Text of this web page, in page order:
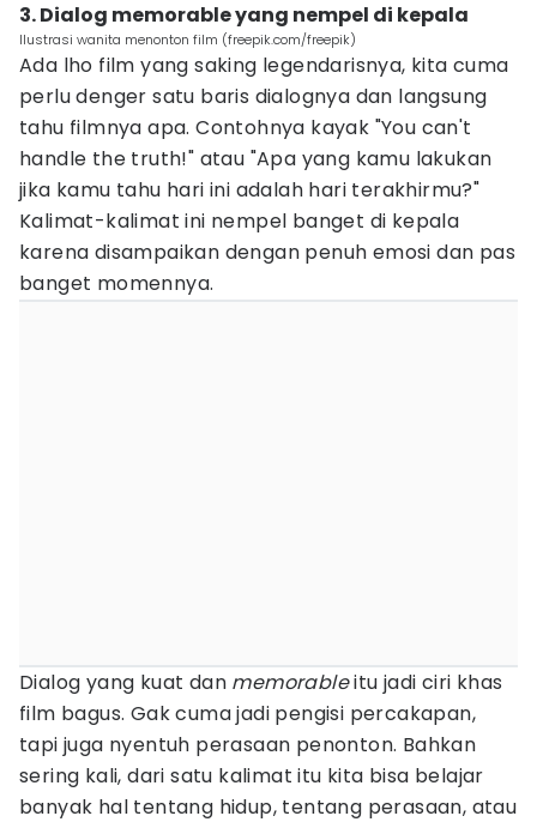
3. Dialog memorable yang nempel di kepala
Ilustrasi wanita menonton film (freepik.com/freepik)
Ada lho film yang saking legendarisnya, kita cuma
perlu denger satu baris dialognya dan langsung
tahu filmnya apa. Contohnya kayak "You can't
handle the truth!" atau "Apa yang kamu lakukan
jika kamu tahu hari ini adalah hari terakhirmu?"
Kalimat-kalimat ini nempel banget di kepala
karena disampaikan dengan penuh emosi dan pas
banget momennya.
Dialog yang kuat dan memorableitu jadi ciri khas
film bagus. Gak cuma jadi pengisi percakapan,
tapi juga nyentuh perasaan penonton. Bahkan
sering kali, dari satu kalimat itu kita bisa belajar
banyak hal tentang hidup, tentang perasaan, atau